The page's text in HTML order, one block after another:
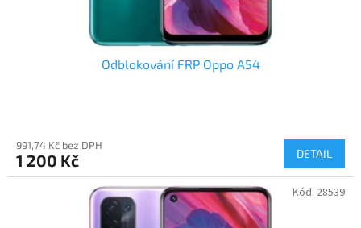
Odblokování FRP Oppo A54
991,74 Kč bez DPH
1 200 Kč DETAIL
Kód: 28539